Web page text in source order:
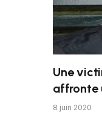
Une
affronte
8 juin 2020